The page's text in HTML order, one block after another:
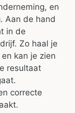
en
Aan de hand
in de
Zo haal je
kan je zien
resultaat
correcte